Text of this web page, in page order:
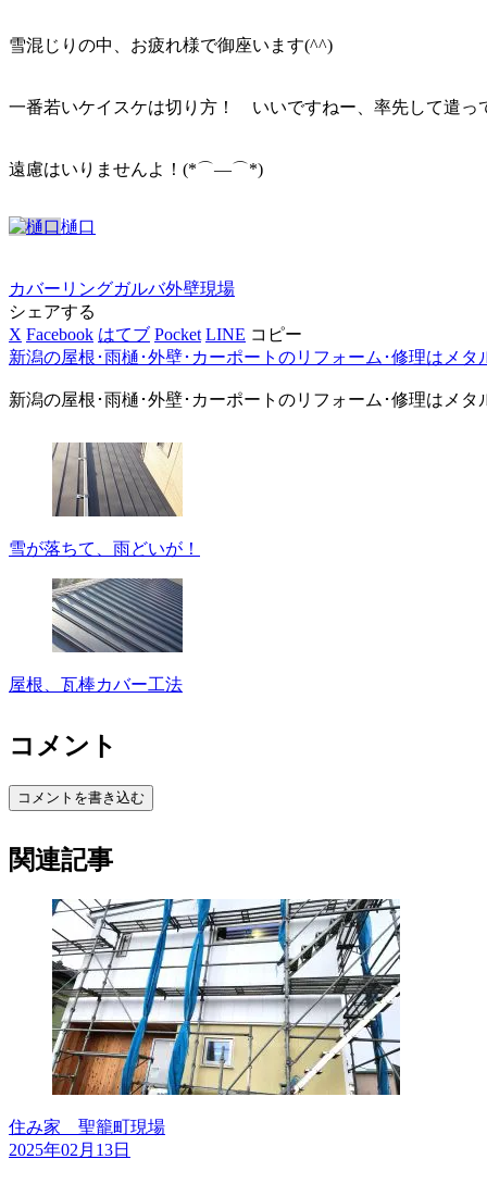
雪混じりの中、お疲れ様で御座います(^^)
一番若いケイスケは切り方！ いいですねー、率先して遣っ
遠慮はいりませんよ！(*⌒—⌒*)
樋口
カバーリングガルバ外壁現場
シェアする
X Facebook はてブ Pocket LINE コピー
新潟の屋根･雨樋･外壁･カーポートのリフォーム･修理はメタ
新潟の屋根･雨樋･外壁･カーポートのリフォーム･修理はメタ
雪が落ちて、雨どいが！
屋根、瓦棒カバー工法
コメント
コメントを書き込む
関連記事
住み家 聖籠町現場
2025年02月13日